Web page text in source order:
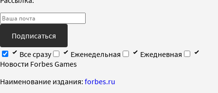
Подписаться
Все сразу
Еженедельная
Ежедневная
Новости Forbes Games
Наименование издания: forbes.ru